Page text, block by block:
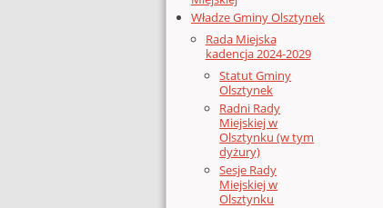
Władze Gminy Olsztynek
Rada Miejska
kadencja 2024-2029
Statut Gminy
Olsztynek
Radni Rady
Miejskiej w
Olsztynku (w tym
dyżury)
Sesje Rady
Miejskiej w
Olsztynku